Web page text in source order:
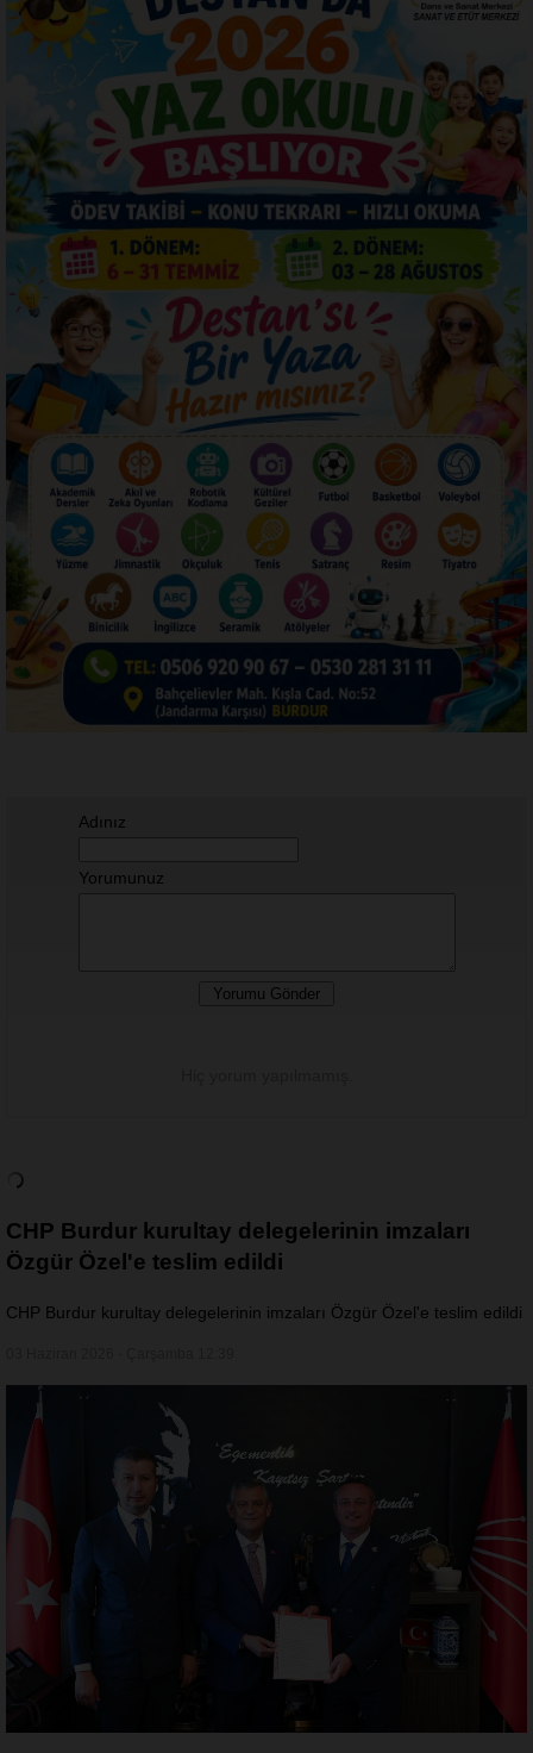
Adınız
Yorumunuz
CHP Burdur kurultay delegelerinin imzaları
Özgür Özel'e teslim edildi
CHP Burdur kurultay delegelerinin imzaları Özgür Özel'e teslim edildi